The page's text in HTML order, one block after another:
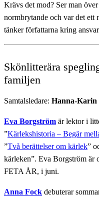
Krävs det mod? Ser man
normbrytande och var det ett
tänker författarna kring
Skönlitterära
familjen
Samtalsledare: Hanna-Karin
Eva Borgström är lektor i
”Kärlekshistoria – Begär
”Två berättelser om kärlek”
kärleken”. Eva Borgström är
FETA ÅR, i juni.
Anna Fock debuterar